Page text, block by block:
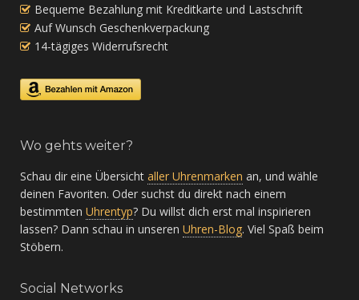
Bequeme Bezahlung mit Kreditkarte und Lastschrift
Auf Wunsch Geschenkverpackung
14-tägiges Widerrufsrecht
Wo gehts weiter?
Schau dir eine Übersicht aller Uhrenmarken an, und wähle
deinen Favoriten. Oder suchst du direkt nach einem
bestimmten Uhrentyp? Du willst dich erst mal inspirieren
lassen? Dann schau in unseren Uhren-Blog. Viel Spaß beim
Stöbern.
Social Networks